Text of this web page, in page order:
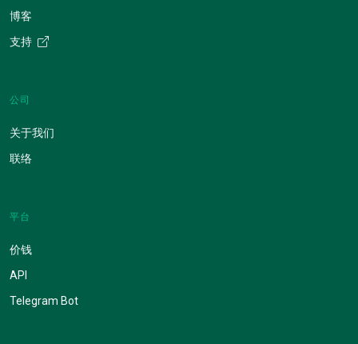
博客
支持
公司
关于我们
联络
平台
价钱
API
Telegram Bot